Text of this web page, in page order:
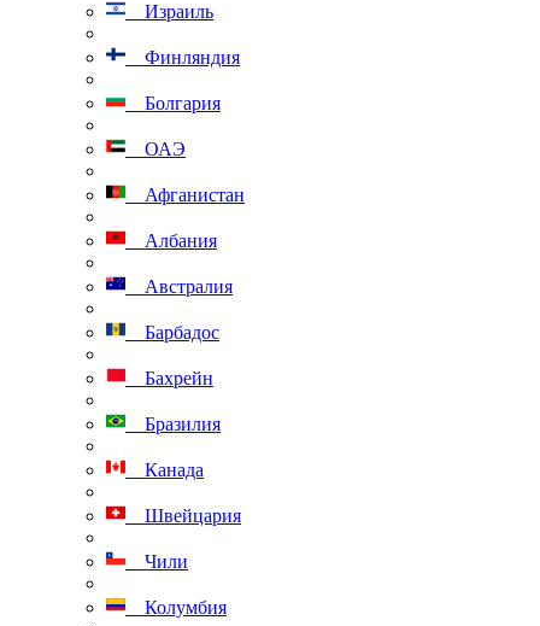
Израиль
Финляндия
Болгария
ОАЭ
Афганистан
Албания
Австралия
Барбадос
Бахрейн
Бразилия
Канада
Швейцария
Чили
Колумбия